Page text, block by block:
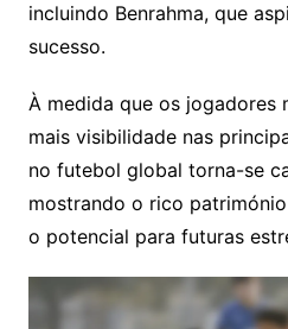
incluindo Benrahma, que
sucesso.
À medida que os jogadores
mais visibilidade nas
no futebol global torna-se
mostrando o rico
o potencial para futuras